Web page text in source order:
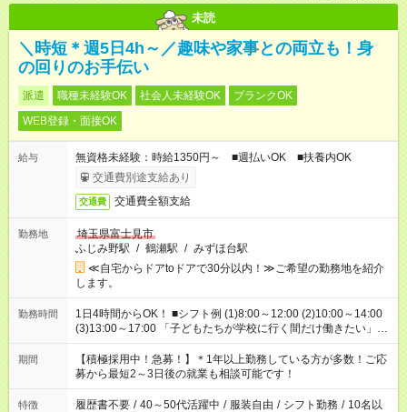
未読
＼時短＊週5日4h～／趣味や家事との両立も！身
の回りのお手伝い
派遣 職種未経験OK 社会人未経験OK
ブランクOK
WEB登録・面接OK
給与
無資格未経験：時給1350円～ ■週払いOK ■扶養内OK
交通費別途支給あり
交通費 交通費全額支給
勤務地
埼玉県富士見市
ふじみ野駅 / 鶴瀬駅 / みずほ台駅
≪自宅からドアtoドアで30分以内！≫ご希望の勤務地を紹介
します。
勤務時間
1日4時間からOK！ ■シフト例 (1)8:00～12:00 (2)10:00～14:00
(3)13:00～17:00 「子どもたちが学校に行く間だけ働きたい」
「余裕を持って夕飯の準備がしたい」 「午前中は働いて、午後
はプライベートの時間にしたい」 など、ご希望を教えてくださ
いね。 ※Wワーク希望の方へ 今ご覧のお仕事で希望する勤務時
間と、もう1つのお仕事の勤務時間。 合計で週40時間を超える
場合は応募できません。
期間
【積極採用中！急募！】＊1年以上勤務している方が多数！ご応
募から最短2～3日後の就業も相談可能です！
特徴 履歴書不要 / 40～50代活躍中 / 服装自由 / シフト勤務 / 10名以